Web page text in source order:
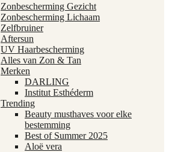
Zonbescherming Gezicht
Zonbescherming Lichaam
Zelfbruiner
Aftersun
UV Haarbescherming
Alles van Zon & Tan
Merken
DARLING
Institut Esthéderm
Trending
Beauty musthaves voor elke
bestemming
Best of Summer 2025
Aloë vera